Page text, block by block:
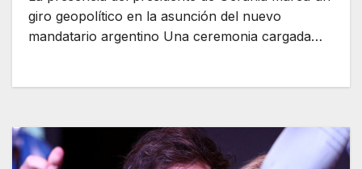
giro geopolítico en la asunción del nuevo
mandatario argentino Una ceremonia cargada…